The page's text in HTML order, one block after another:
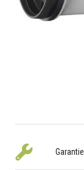
Garantie